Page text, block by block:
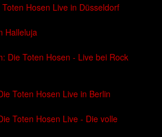
Hosen Live in Düsseldorf
Halleluja
Die Toten Hosen - Live bei Rock
Toten Hosen Live in Berlin
Toten Hosen Live - Die volle